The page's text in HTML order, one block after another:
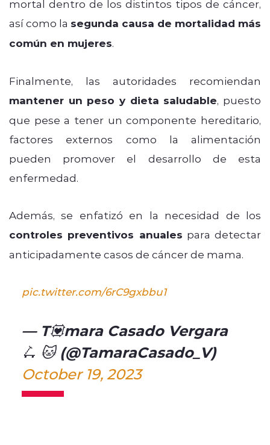
mortal dentro de los distintos tipos de cáncer,
así como la segunda causa de mortalidad más
común en mujeres.
Finalmente, las autoridades recomiendan
mantener un peso y dieta saludable, puesto
que pese a tener un componente hereditario,
factores externos como la alimentación
pueden promover el desarrollo de esta
enfermedad.
Además, se enfatizó en la necesidad de los
controles preventivos anuales para detectar
anticipadamente casos de cáncer de mama.
pic.twitter.com/6rC9gxbbu1
— T💟mara Casado Vergara
🛴 🐱 (@TamaraCasado_V)
October 19, 2023